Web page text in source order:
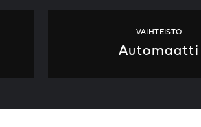
VAIHTEISTO
Automaatti